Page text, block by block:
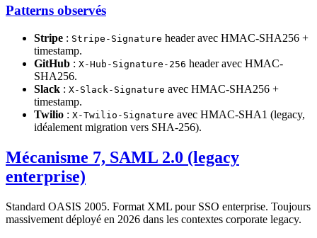
Patterns observés
Stripe : Stripe-Signature header avec HMAC-SHA256 +
timestamp.
GitHub : X-Hub-Signature-256 header avec HMAC-
SHA256.
Slack : X-Slack-Signature avec HMAC-SHA256 +
timestamp.
Twilio : X-Twilio-Signature avec HMAC-SHA1 (legacy,
idéalement migration vers SHA-256).
Mécanisme 7, SAML 2.0 (legacy
enterprise)
Standard OASIS 2005. Format XML pour SSO enterprise. Toujours
massivement déployé en 2026 dans les contextes corporate legacy.